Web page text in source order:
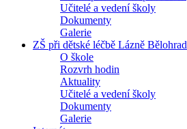
Učitelé a vedení školy
Dokumenty
Galerie
ZŠ při dětské léčbě Lázně Bělohrad
O škole
Rozvrh hodin
Aktuality
Učitelé a vedení školy
Dokumenty
Galerie